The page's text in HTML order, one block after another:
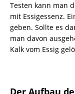
Testen kann man
mit Essigessenz.
geben. Sollte es
man davon
Kalk vom Essig
Der Aufbau